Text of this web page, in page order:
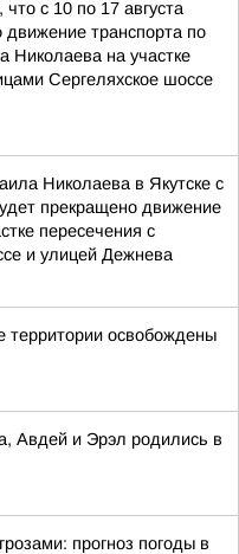
с 10 по 17 августа
движение транспорта по
Николаева на участке
Сергеляхское шоссе
Николаева в Якутске с
прекращено движение
пересечения с
и улицей Дежнева
территории освобождены
Авдей и Эрэл родились в
прогноз погоды в